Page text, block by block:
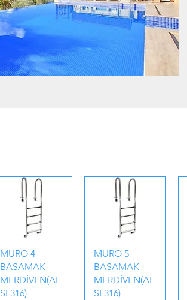
MURO 5
BASAMAK
MERDİVEN(AI
SI 316)
MURO 4
BASAMAK
MERDİVEN(AI
SI 316)